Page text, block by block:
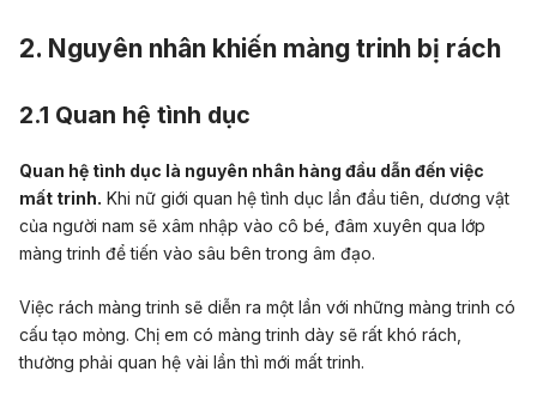
2. Nguyên nhân khiến màng trinh bị rách
2.1 Quan hệ tình dục
Quan hệ tình dục là nguyên nhân hàng đầu dẫn đến việc
mất trinh. Khi nữ giới quan hệ tình dục lần đầu tiên, dương vật
của người nam sẽ xâm nhập vào cô bé, đâm xuyên qua lớp
màng trinh để tiến vào sâu bên trong âm đạo.
Việc rách màng trinh sẽ diễn ra một lần với những màng trinh có
cấu tạo mỏng. Chị em có màng trinh dày sẽ rất khó rách,
thường phải quan hệ vài lần thì mới mất trinh.